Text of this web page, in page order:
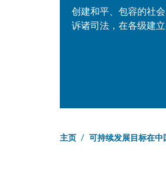
创建和平、包容的社
诉诸司法，在各级建
页面路径
主页 / 可持续发展目标在中